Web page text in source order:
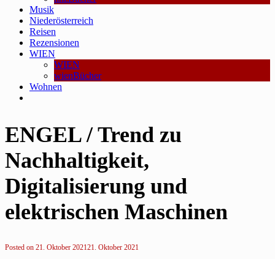
Musik
Niederösterreich
Reisen
Rezensionen
WIEN
WIEN
wienBücher
Wohnen
ENGEL / Trend zu
Nachhaltigkeit,
Digitalisierung und
elektrischen Maschinen
Posted on 21. Oktober 202121. Oktober 2021